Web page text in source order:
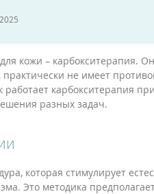
кожи – карбокситерапия.
не имеет
карбокситерапия
разных задач.
которая стимулирует
Это методика